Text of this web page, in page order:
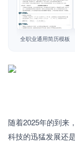
简历模板
简历教程
查看模板
全职业通用简历模板
随着2025年的到来
科技的迅猛发展还